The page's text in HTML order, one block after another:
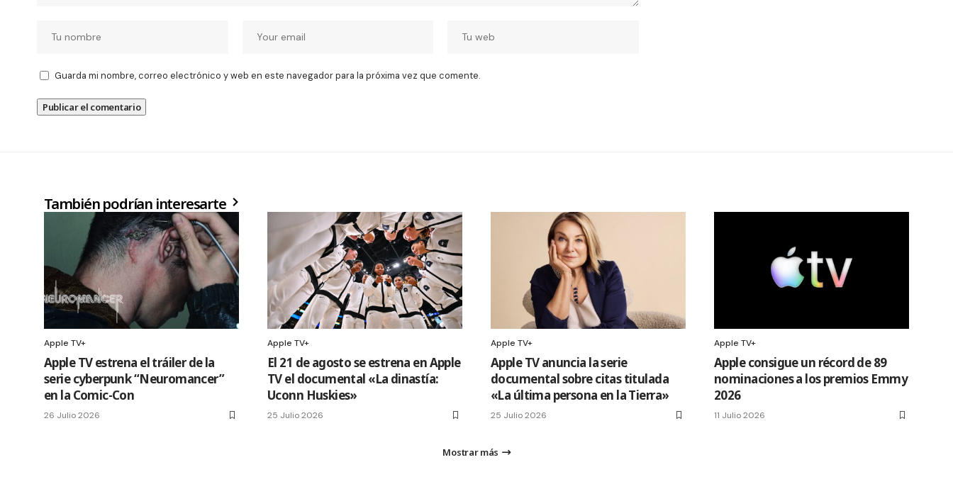
Guarda mi nombre, correo electrónico y web en este navegador para la próxima vez que comente.
También podrían interesarte
Apple TV+
Apple TV estrena el tráiler de la
serie cyberpunk “Neuromancer”
en la Comic-Con
26 Julio 2026
Apple TV+
El 21 de agosto se estrena en Apple
TV el documental «La dinastía:
Uconn Huskies»
25 Julio 2026
Apple TV+
Apple TV anuncia la serie
documental sobre citas titulada
«La última persona en la Tierra»
25 Julio 2026
Apple TV+
Apple consigue un récord de 89
nominaciones a los premios Emmy
2026
11 Julio 2026
Mostrar más